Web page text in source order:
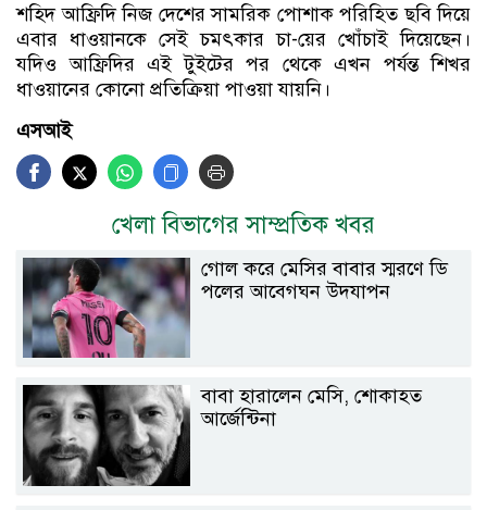
শহিদ আফ্রিদি নিজ দেশের সামরিক পোশাক পরিহিত ছবি দিয়ে
এবার ধাওয়ানকে সেই চমৎকার চা-য়ের খোঁচাই দিয়েছেন।
যদিও আফ্রিদির এই টুইটের পর থেকে এখন পর্যন্ত শিখর
ধাওয়ানের কোনো প্রতিক্রিয়া পাওয়া যায়নি।
এসআই
খেলা বিভাগের সাম্প্রতিক খবর
গোল করে মেসির বাবার স্মরণে ডি
পলের আবেগঘন উদযাপন
বাবা হারালেন মেসি, শোকাহত
আর্জেন্টিনা